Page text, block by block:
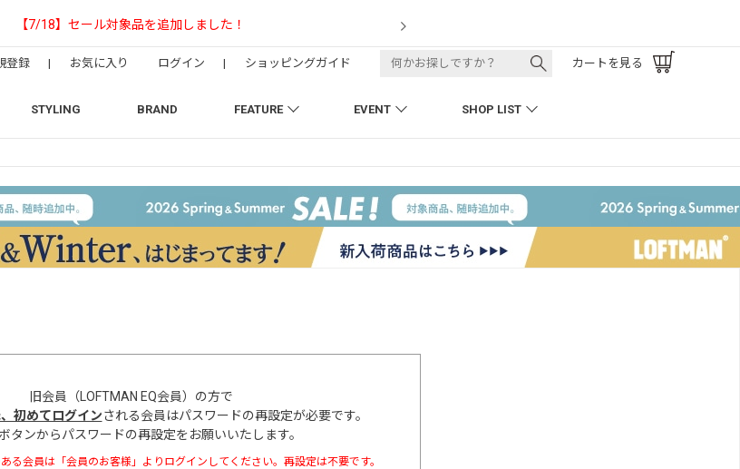
【NEEDLESの別注】50周年 H.D. Track Pant
STYLING BRAND FEATURE EVENT SHOP LIST
登録 | お気に入り ログイン | ショッピングガイド カートを見る
旧会員（LOFTMAN EQ会員）の方で
初めてログインされる会員はパスワードの再設定が必要です。
タンからパスワードの再設定をお願いいたします。
る会員は「会員のお客様」よりログインしてください。再設定は不要です。